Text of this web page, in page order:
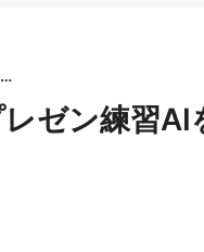
KDDIアイレット株式会社
ゼン練習AI